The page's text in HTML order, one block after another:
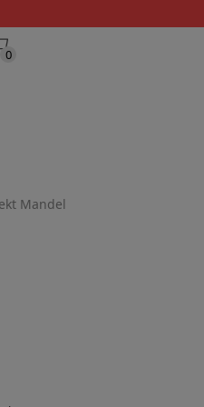
0
0
Mandel